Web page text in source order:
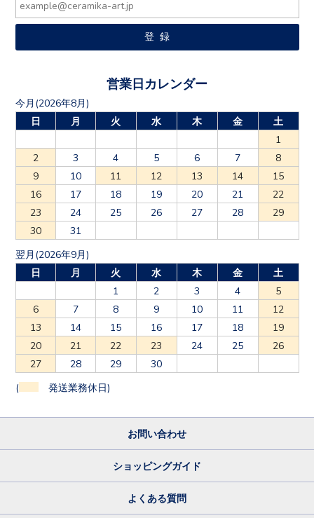
営業日カレンダー
今月(2026年8月)
日
月 火 水 木 金
土
1
2
3 4 5 6 7
8
9
10 11 12 13 14
15
16
17 18 19 20 21
22
23
24 25 26 27 28
29
30
31
翌月(2026年9月)
日
月 火 水 木 金
土
1
2 3 4
5
6
7 8 9 10 11
12
13
14 15 16 17 18
19
20
21 22 23 24 25
26
27
28 29 30
( 発送業務休日)
お問い合わせ
ショッピングガイド
よくある質問